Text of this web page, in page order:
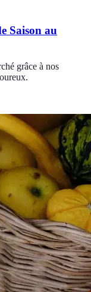
Saison au
grâce à nos